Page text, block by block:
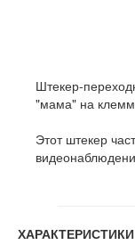
Штекер-
"мама" на
Этот штекер
ХАРАКТЕРИСТИКИ